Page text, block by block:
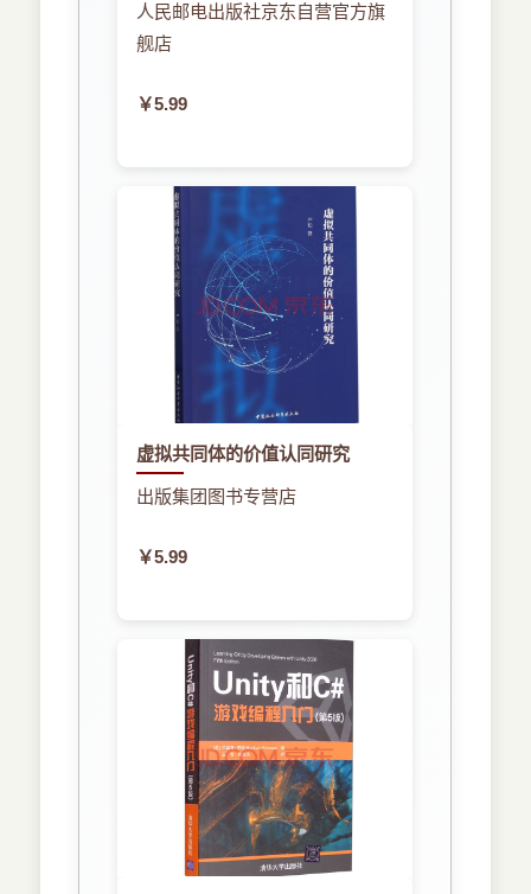
人民邮电出版社京东自营官方旗
舰店
￥5.99
虚拟共同体的价值认同研究
出版集团图书专营店
￥5.99